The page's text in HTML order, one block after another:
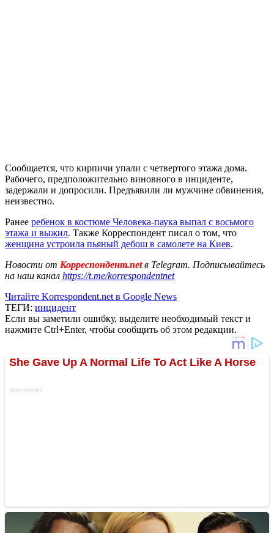
Сообщается, что кирпичи упали с четвертого этажа дома.
Рабочего, предположительно виновного в инциденте,
задержали и допросили. Предъявили ли мужчине обвинения,
неизвестно.
Ранее ребенок в костюме Человека-паука выпал с восьмого
этажа и выжил. Также Корреспондент писал о том, что
женщина устроила пьяный дебош в самолете на Киев.
Новости от Корреспондент.netв Telegram. Подписывайтесь
на наш канал https://t.me/korrespondentnet
Читайте Korrespondent.net в Google News
ТЕГИ: инцидент
Если вы заметили ошибку, выделите необходимый текст и
нажмите Ctrl+Enter, чтобы сообщить об этом редакции.